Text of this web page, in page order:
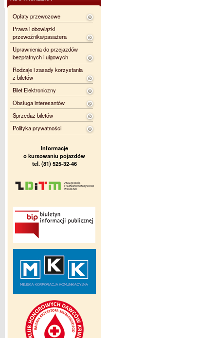
Opłaty przewozowe
Prawa i obowiązki
przewoźnika/pasażera
Uprawnienia do przejazdów
bezpłatnych i ulgowych
Rodzaje i zasady korzystania
z biletów
Bilet Elektroniczny
Obsługa interesantów
Sprzedaż biletów
Polityka prywatności
Informacje
o kursowaniu pojazdów
tel. (81) 525-32-46